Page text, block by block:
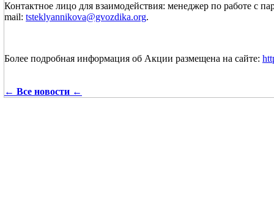
Контактное лицо для взаимодействия: менеджер по работе с
mail: tsteklyannikova@gvozdika.org.
Более подробная информация об Акции размещена на сайте:
← Все новости ←